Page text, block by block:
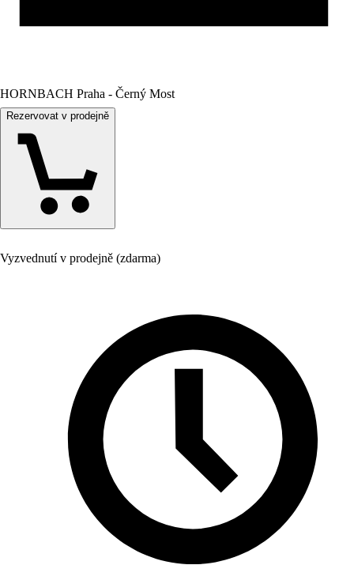
HORNBACH Praha - Černý Most
Rezervovat v prodejně
Vyzvednutí v prodejně (zdarma)